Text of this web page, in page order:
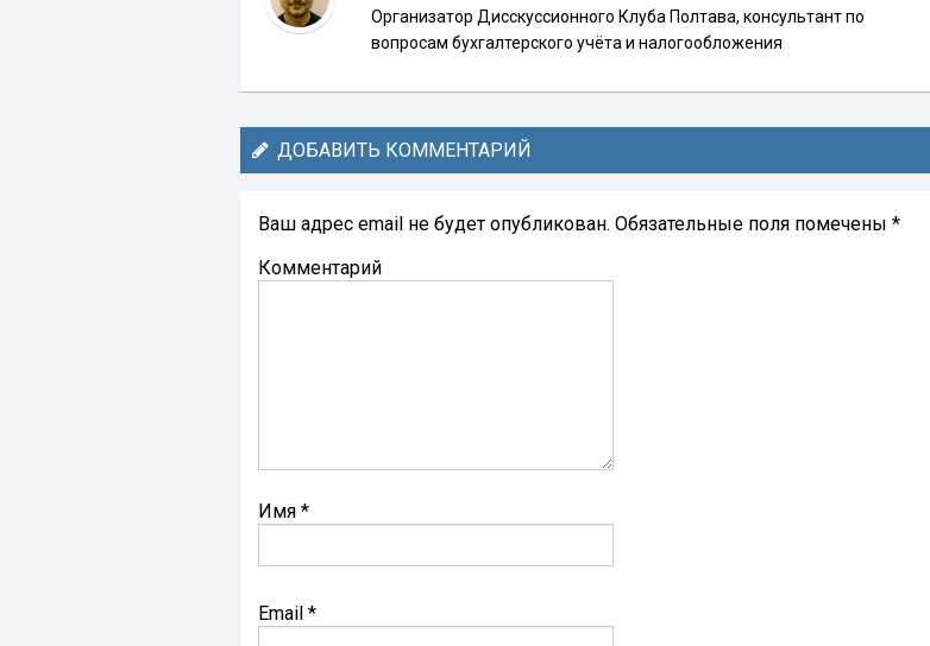
Организатор Дисскуссионного Клуба Полтава, консультант по
вопросам бухгалтерского учёта и налогообложения
ДОБАВИТЬ КОММЕНТАРИЙ
Ваш адрес email не будет опубликован. Обязательные поля помечены *
Комментарий
Имя *
Email *